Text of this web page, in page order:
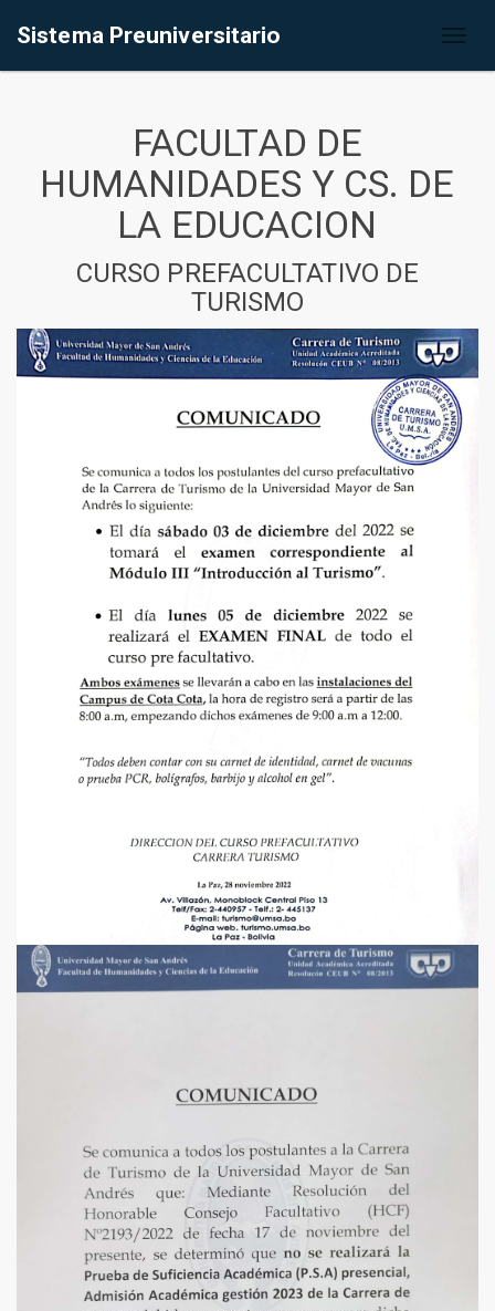
Sistema Preuniversitario
FACULTAD DE
HUMANIDADES Y CS. DE
LA EDUCACION
CURSO PREFACULTATIVO DE
TURISMO